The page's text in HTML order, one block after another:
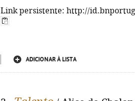
Link persistente: http://
ADICIONAR À LISTA